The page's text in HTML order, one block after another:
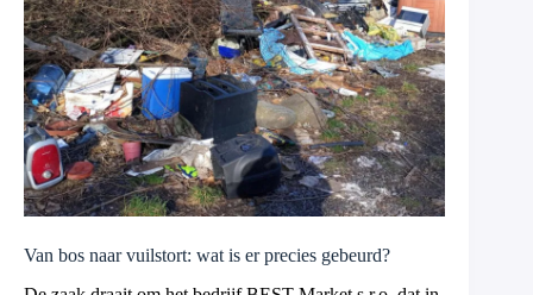
Van bos naar vuilstort: wat is er precies gebeurd?